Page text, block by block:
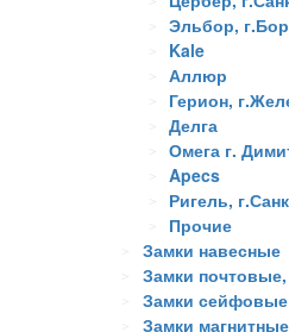
Эльбор,
Kale
Аллюр
Герион,
Делга
Омега г.
Apecs
Ригель,
Прочие
Замки навесные
Замки
Замки сейфовые
Замки